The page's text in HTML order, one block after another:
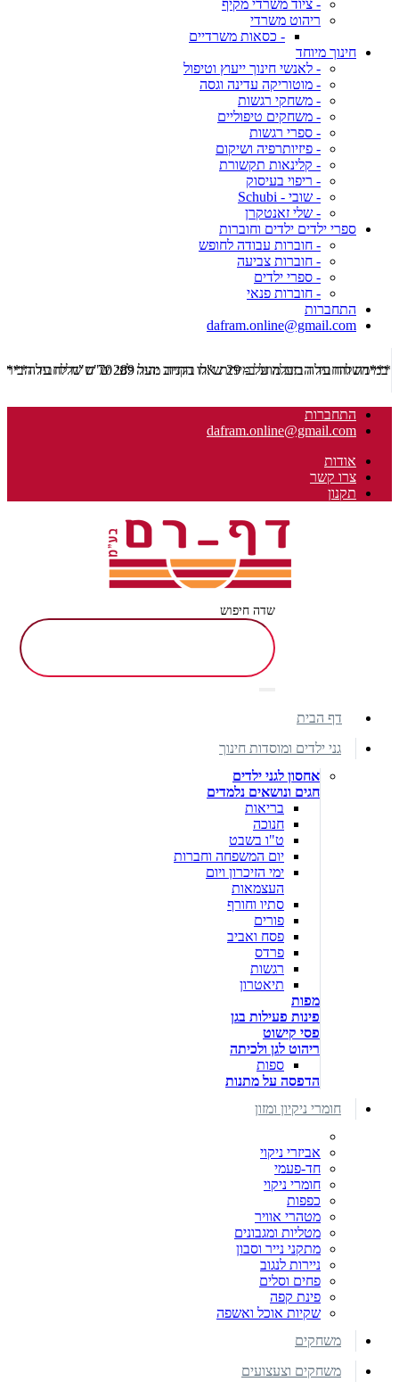
- ציוד משרדי מקיף
ריהוט משרדי
- כסאות משרדיים
חינוך מיוחד
- לאנשי חינוך ייעוץ וטיפול
- מוטוריקה עדינה וגסה
- משחקי רגשות
- משחקים טיפוליים
- ספרי רגשות
- פיזיותרפיה ושיקום
- קלינאות תקשורת
- ריפוי בעיסוק
- שובי - Schubi
- שלי זאנטקרן
ספרי ילדים ילדים וחוברות
- חוברות עבודה לחופש
- חוברות צביעה
- ספרי ילדים
- חוברות פנאי
התחברות
dafram.online@gmail.com
***משלוח עד הבית מוזל ב- 29 ש"ח בקניה מעל 289 ש"ח שליח עד הבית ***
התחברות
dafram.online@gmail.com
אודות
צרו קשר
תקנון
שדה חיפוש
דף הבית
גני ילדים ומוסדות חינוך
אחסון לגני ילדים
חגים ונושאים נלמדים
בריאות
חנוכה
ט"ו בשבט
יום המשפחה וחברות
ימי הזיכרון ויום
העצמאות
סתיו וחורף
פורים
פסח ואביב
פרדס
רגשות
תיאטרון
מפות
פינות פעילות בגן
פסי קישוט
ריהוט לגן ולכיתה
ספות
הדפסה על מתנות
חומרי ניקיון ומזון
אביזרי ניקוי
חד-פעמי
חומרי ניקוי
כפפות
מטהרי אוויר
מטליות ומגבונים
מתקני נייר וסבון
ניירות לנגוב
פחים וסלים
פינת קפה
שקיות אוכל ואשפה
משחקים
משחקים וצעצועים